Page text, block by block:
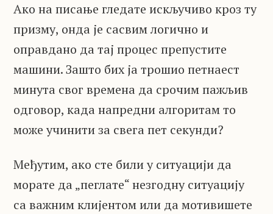
Ако на писање гледате искључиво кроз ту
призму, онда је сасвим логично и
оправдано да тај процес препустите
машини. Зашто бих ја трошио петнаест
минута свог времена да срочим пажљив
одговор, када напредни алгоритам то
може учинити за свега пет секунди?
Међутим, ако сте били у ситуацији да
морате да „пеглате“ незгодну ситуацију
са важним клијентом или да мотивишете